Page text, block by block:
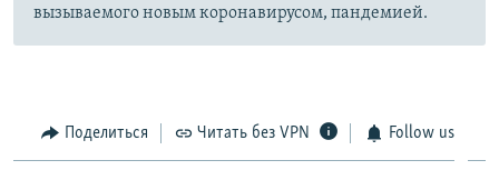
вызываемого новым коронавирусом, пандемией.
Поделиться Читать без VPN Follow us